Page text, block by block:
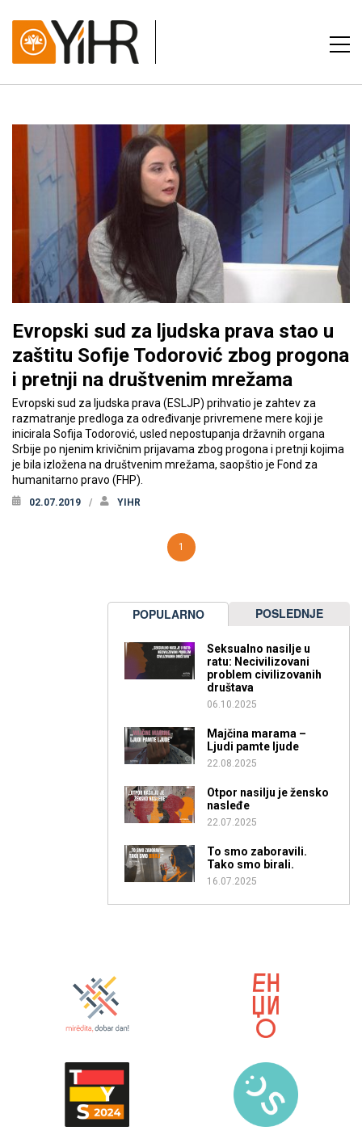
Evropski sud za ljudska prava stao u
zaštitu Sofije Todorović zbog progona
i pretnji na društvenim mrežama
Evropski sud za ljudska prava (ESLJP) prihvatio je zahtev za
razmatranje predloga za određivanje privremene mere koji je
inicirala Sofija Todorović, usled nepostupanja državnih organa
Srbije po njenim krivičnim prijavama zbog progona i pretnji kojima
je bila izložena na društvenim mrežama, saopštio je Fond za
humanitarno pravo (FHP).
02.07.2019 YIHR
1
POPULARNO POSLEDNJE
Seksualno nasilje u
ratu: Necivilizovani
problem civilizovanih
društava
06.10.2025
Majčina marama –
Ljudi pamte ljude
22.08.2025
Otpor nasilju je žensko
nasleđe
22.07.2025
To smo zaboravili.
Tako smo birali.
16.07.2025